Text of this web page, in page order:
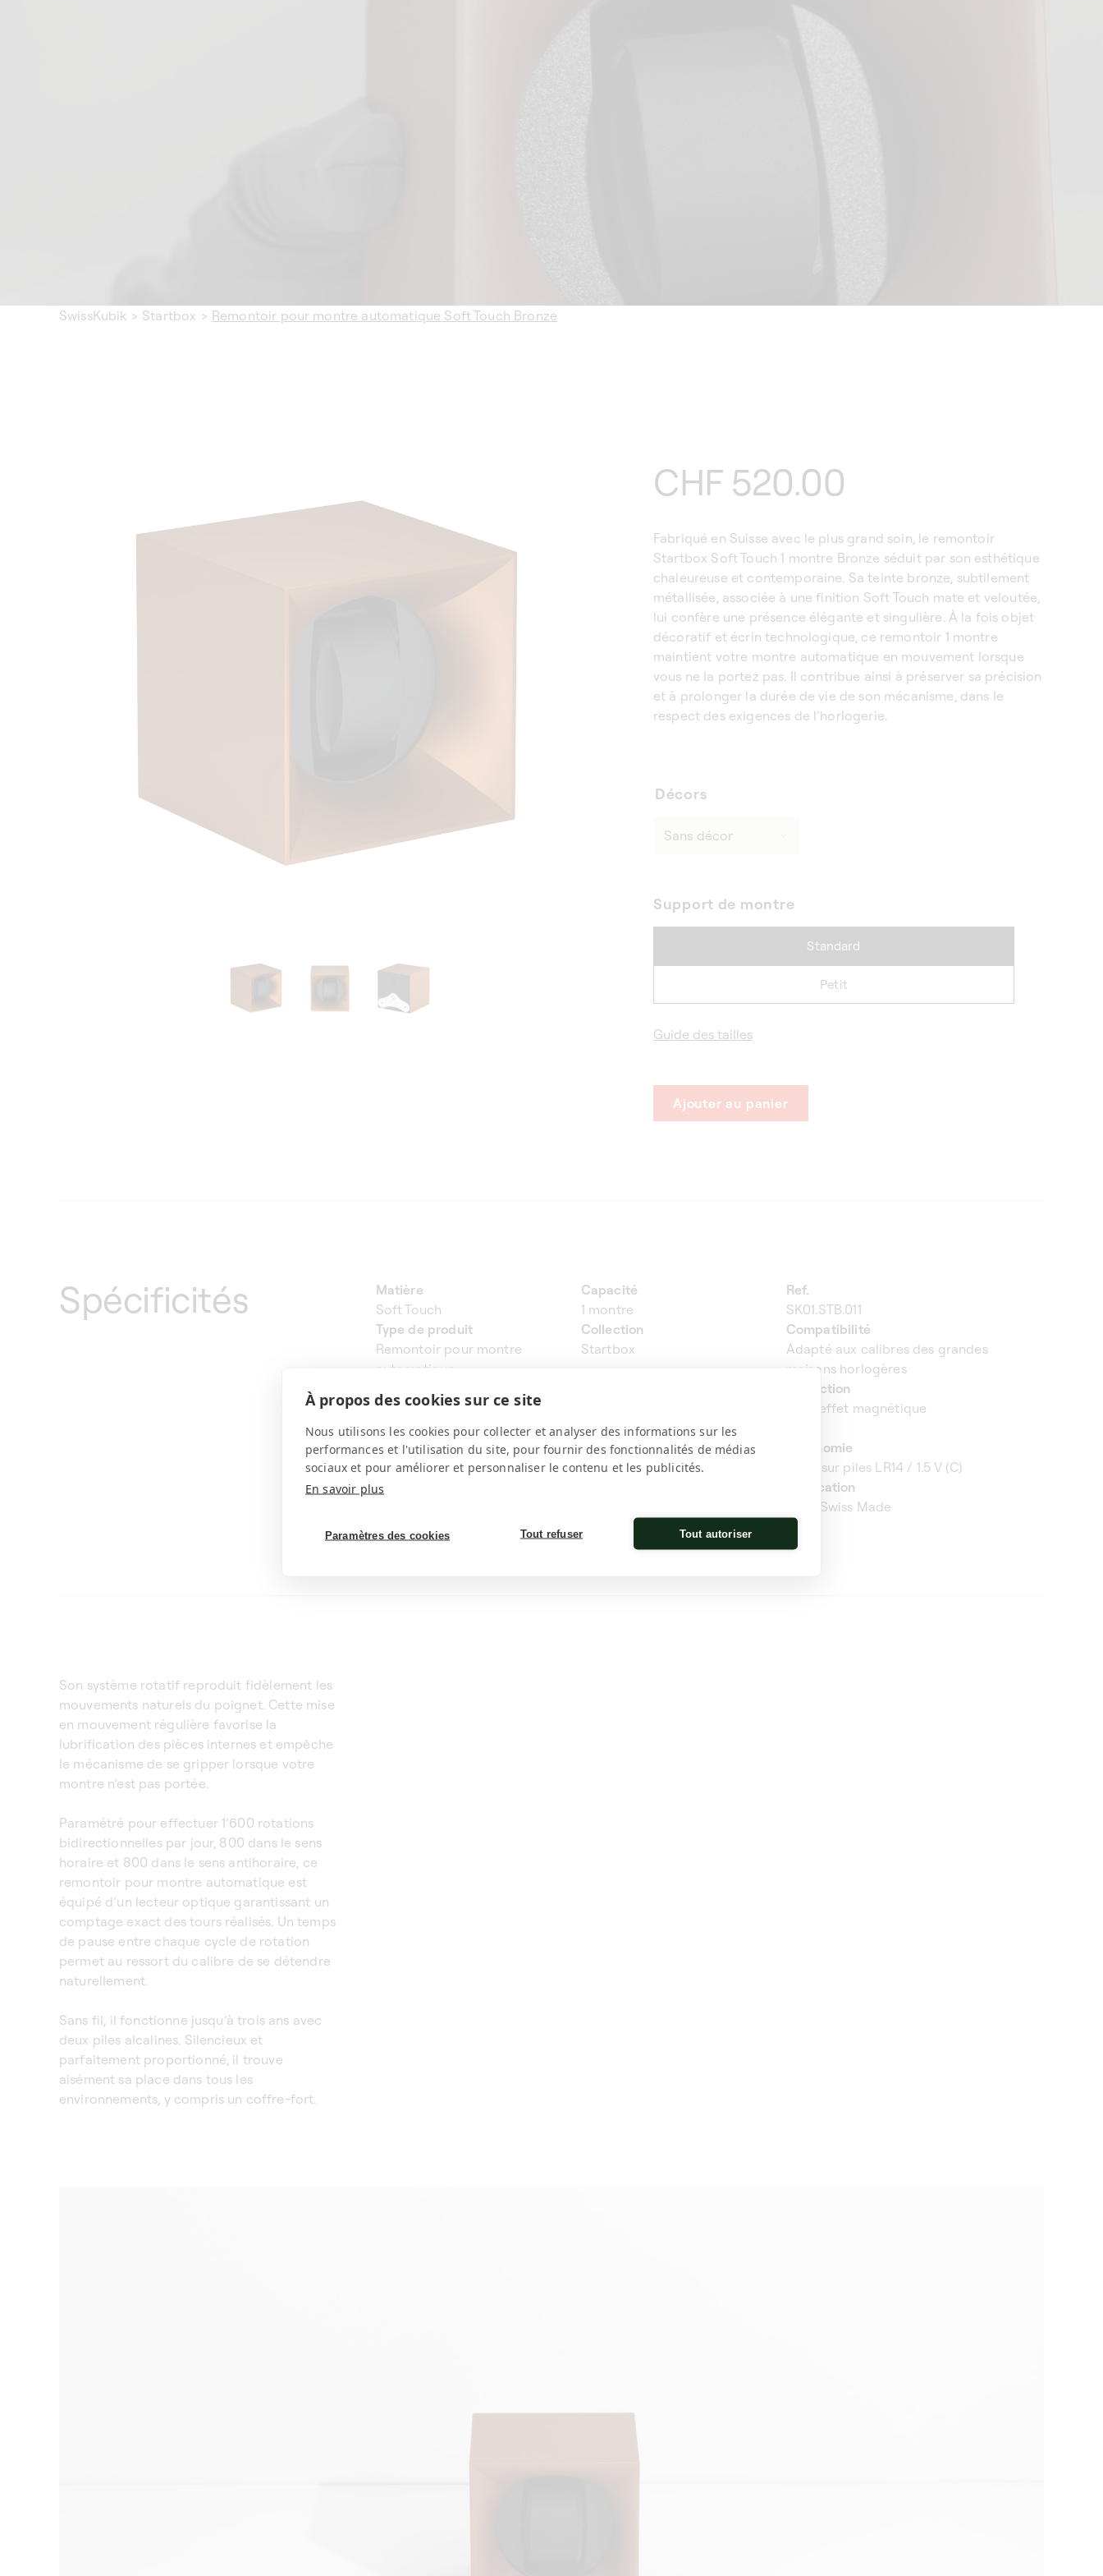
À propos des cookies sur ce site
Nous utilisons les cookies pour collecter et analyser des informations sur les
performances et l'utilisation du site, pour fournir des fonctionnalités de médias
sociaux et pour améliorer et personnaliser le contenu et les publicités.
En savoir plus
Paramètres des cookies Tout refuser Tout autoriser
SwissKubik > Startbox > Remontoir pour montre automatique Soft Touch Bronze
Prix
habituel
CHF 520.00
Fabriqué en Suisse avec le plus grand soin, le remontoir
Startbox Soft Touch 1 montre Bronze séduit par son esthétique
chaleureuse et contemporaine. Sa teinte bronze, subtilement
métallisée, associée à une finition Soft Touch mate et veloutée,
lui confère une présence élégante et singulière. À la fois objet
décoratif et écrin technologique, ce remontoir 1 montre
maintient votre montre automatique en mouvement lorsque
vous ne la portez pas. Il contribue ainsi à préserver sa précision
et à prolonger la durée de vie de son mécanisme, dans le
respect des exigences de l’horlogerie.
Décors
Support de montre
Standard
Petit
Guide des tailles
Ajouter au panier
Spécificités
Matière
Soft Touch
Capacité
1 montre
Ref.
SK01.STB.011
Type de produit
Remontoir pour montre
automatique
Collection
Startbox
Compatibilité
Adapté aux calibres des grandes
maisons horlogères
1'600 tours/jour (800 horaire +
800 antihoraire)
génération
Protection
Sans effet magnétique
Position d’arrêt
Verticale à 12H
Utilisation coffre-fort
Oui
Autonomie
3 ans sur piles LR14 / 1.5 V (C)
Poids & dimension
Fabrication
100% Swiss Made
Son système rotatif reproduit fidèlement les
mouvements naturels du poignet. Cette mise
en mouvement régulière favorise la
lubrification des pièces internes et empêche
le mécanisme de se gripper lorsque votre
montre n’est pas portée.
Paramétré pour effectuer 1’600 rotations
bidirectionnelles par jour, 800 dans le sens
horaire et 800 dans le sens antihoraire, ce
remontoir pour montre automatique est
équipé d’un lecteur optique garantissant un
comptage exact des tours réalisés. Un temps
de pause entre chaque cycle de rotation
permet au ressort du calibre de se détendre
naturellement.
Sans fil, il fonctionne jusqu’à trois ans avec
deux piles alcalines. Silencieux et
parfaitement proportionné, il trouve
aisément sa place dans tous les
environnements, y compris un coffre-fort.